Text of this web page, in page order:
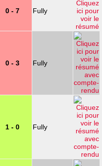
0 - 7 Fully
0 - 3 Fully
1 - 0 Fully